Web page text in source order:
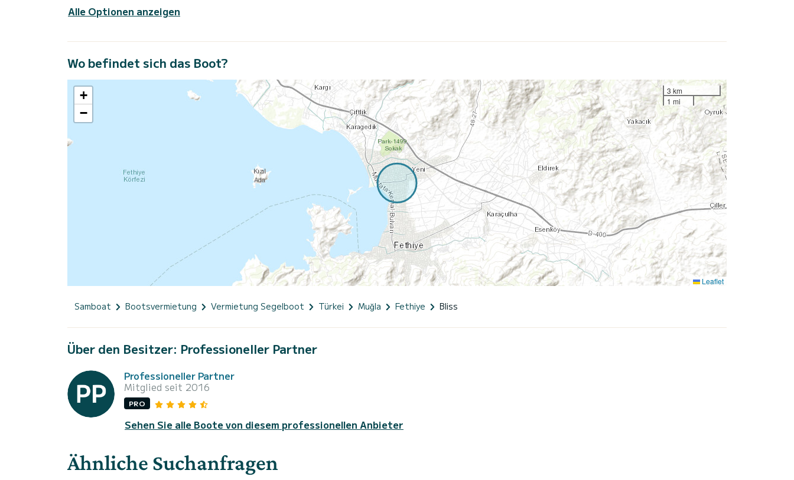
Alle Optionen anzeigen
Wo befindet sich das Boot?
+
−
3 km
1 mi
Leaflet
Samboat Bootsvermietung Vermietung Segelboot Türkei Muğla Fethiye Bliss
Über den Besitzer: Professioneller Partner
Professioneller Partner
Mitglied seit 2016
PRO
Sehen Sie alle Boote von diesem professionellen Anbieter
Ähnliche Suchanfragen